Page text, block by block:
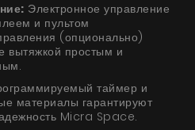
салон
купить
Акции
Электронное управление
и пультом
(опционально)
вытяжкой простым и
таймер и
материалы гарантируют
Micra Space.